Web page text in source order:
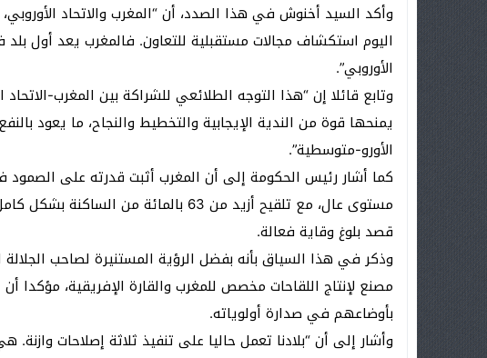
وأكد السيد أخنوش في هذا الصدد، أن “المغرب والاتحاد
اليوم استكشاف مجالات مستقبلية للتعاون. فالمغرب يعد أول بلد
الأوروبي”.
وتابع قائلا إن “هذا التوجه الطلائعي للشراكة بين المغرب-الاتحاد
يمنحها قوة من الندية الإيجابية والتخطيط والنجاح، ما يعود
الأورو-متوسطية”.
كما أشار رئيس الحكومة إلى أن المغرب أثبت قدرته على
مستوى عال، مع تلقيح أزيد من 63
قصد بلوغ وقاية فعالة.
وذكر في هذا السياق بأنه بفضل الرؤية المستنيرة لصاحب
مصنع لإنتاج اللقاحات مخصص للمغرب والقارة الإفريقية، مؤكدا
بأوضاعهم في صدارة أولوياته.
وأشار إلى أن “بلادنا تعمل حاليا على تنفيذ ثلاثة إصلاحات